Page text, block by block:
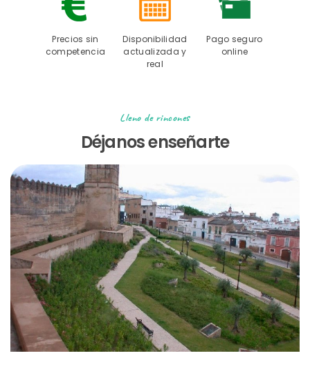
Precios sin
competencia
Disponibilidad
actualizada y
real
Pago seguro
online
Lleno de rincones
Déjanos enseñarte